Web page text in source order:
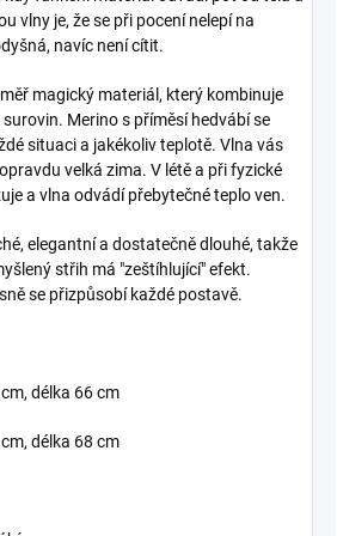
vlny je, že se při pocení nelepí na
navíc není cítit.
magický materiál, který kombinuje
Merino s příměsí hedvábí se
situaci a jakékoliv teplotě. Vlna vás
velká zima. V létě a při fyzické
a vlna odvádí přebytečné teplo ven.
elegantní a dostatečně dlouhé, takže
střih má "zeštíhlující" efekt.
se přizpůsobí každé postavě.
délka 66 cm
délka 68 cm